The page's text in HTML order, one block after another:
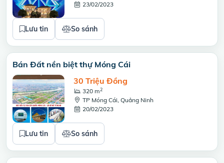
23/02/2023
Lưu tin So sánh
Bán Đất nền biệt thự Móng Cái
30 Triệu Đồng
320 m2
TP Móng Cái, Quảng Ninh
20/02/2023
Lưu tin So sánh